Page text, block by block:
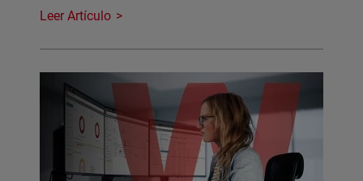
Leer Artículo